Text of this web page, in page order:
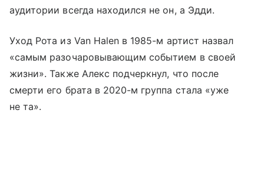
аудитории всегда находился не он, а Эдди.
Уход Рота из Van Halen в 1985-м артист назвал
«самым разочаровывающим событием в своей
жизни». Также Алекс подчеркнул, что после
смерти его брата в 2020-м группа стала «уже
не та».